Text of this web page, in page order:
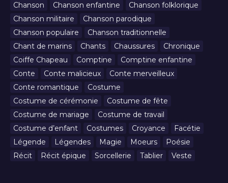
Chanson
Chanson enfantine
Chanson folklorique
Chanson militaire
Chanson parodique
Chanson populaire
Chanson traditionnelle
Chant de marins
Chants Chaussures
Chronique
Coiffe Chapeau
Comptine
Comptine enfantine
Conte
Conte malicieux
Conte merveilleux
Conte romantique
Costume
Costume de cérémonie
Costume de fête
Costume de mariage
Costume de travail
Costume d’enfant
Costumes Croyance
Facétie
Légende
Légendes Magie Moeurs
Poésie
Récit
Récit épique Sorcellerie Tablier Veste